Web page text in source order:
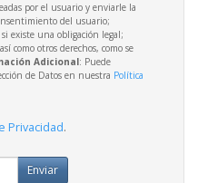
por el usuario y enviarle la
del usuario;
existe una obligación legal;
como otros derechos, como se
Adicional: Puede
de Datos en nuestra Política
Privacidad.
Enviar